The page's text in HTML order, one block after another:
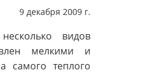
9 декабря 2009 г.
видов
мелкими и
самого теплого